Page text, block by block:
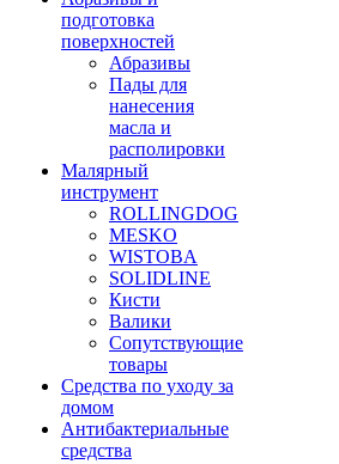
подготовка
поверхностей
Абразивы
Пады для
нанесения
масла и
располировки
Малярный
инструмент
ROLLINGDOG
MESKO
WISTOBA
SOLIDLINE
Кисти
Валики
Сопутствующие
товары
Средства по уходу за
домом
Антибактериальные
средства